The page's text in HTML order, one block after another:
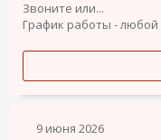
Звоните или...
График работы - любой
9 июня 2026